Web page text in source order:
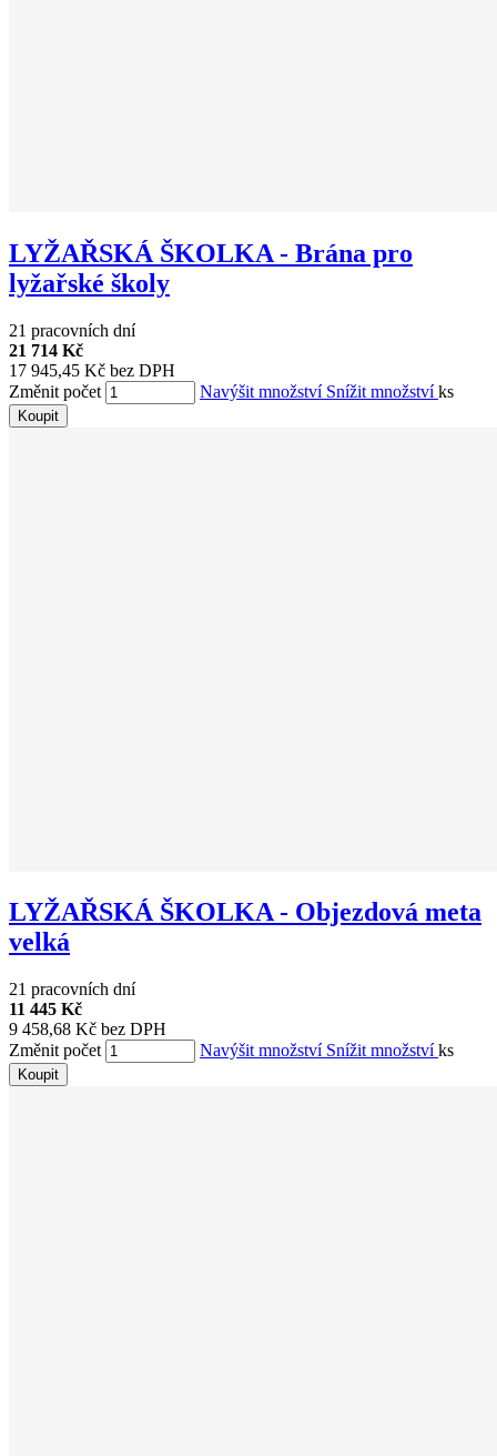
LYŽAŘSKÁ ŠKOLKA - Brána pro
lyžařské školy
21 pracovních dní
21 714 Kč
17 945,45 Kč bez DPH
Změnit počet
Navýšit množství Snížit množstvíks
Koupit
LYŽAŘSKÁ ŠKOLKA - Objezdová meta
velká
21 pracovních dní
11 445 Kč
9 458,68 Kč bez DPH
Změnit počet
Navýšit množství Snížit množstvíks
Koupit